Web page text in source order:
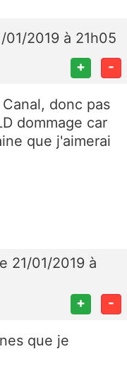
01/2019 à 21h05
+ -
donc pas
dommage car
que j'aimerai
21/01/2019 à
+ -
que je